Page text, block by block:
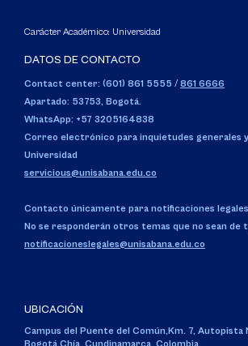
Carácter Académico: Universidad
DATOS DE CONTACTO
Contact center: (601) 861 5555 / 861 6666
Apartado: 53753, Bogotá.
WhatsApp: +57 3205164838
Correo electrónico para inquietudes generales
Universidad
servicious@unisabana.edu.co
Contacto únicamente para notificaciones
No se responderán otros temas que no sean de
notificacioneslegales@unisabana.edu.co
UBICACIÓN
Campus del Puente del Común, Km. 7, Autopista